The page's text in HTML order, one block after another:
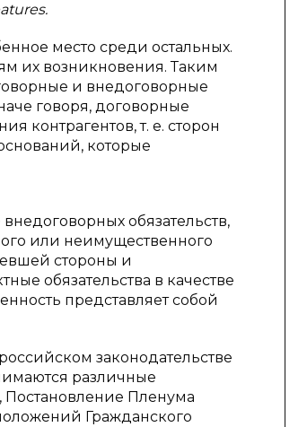
место среди остальных.
их возникновения. Таким
и внедоговорные
говоря, договорные
контрагентов, т. е. сторон
которые
обязательств,
или неимущественного
стороны и
обязательства в качестве
представляет собой
законодательстве
различные
Постановление Пленума
Гражданского